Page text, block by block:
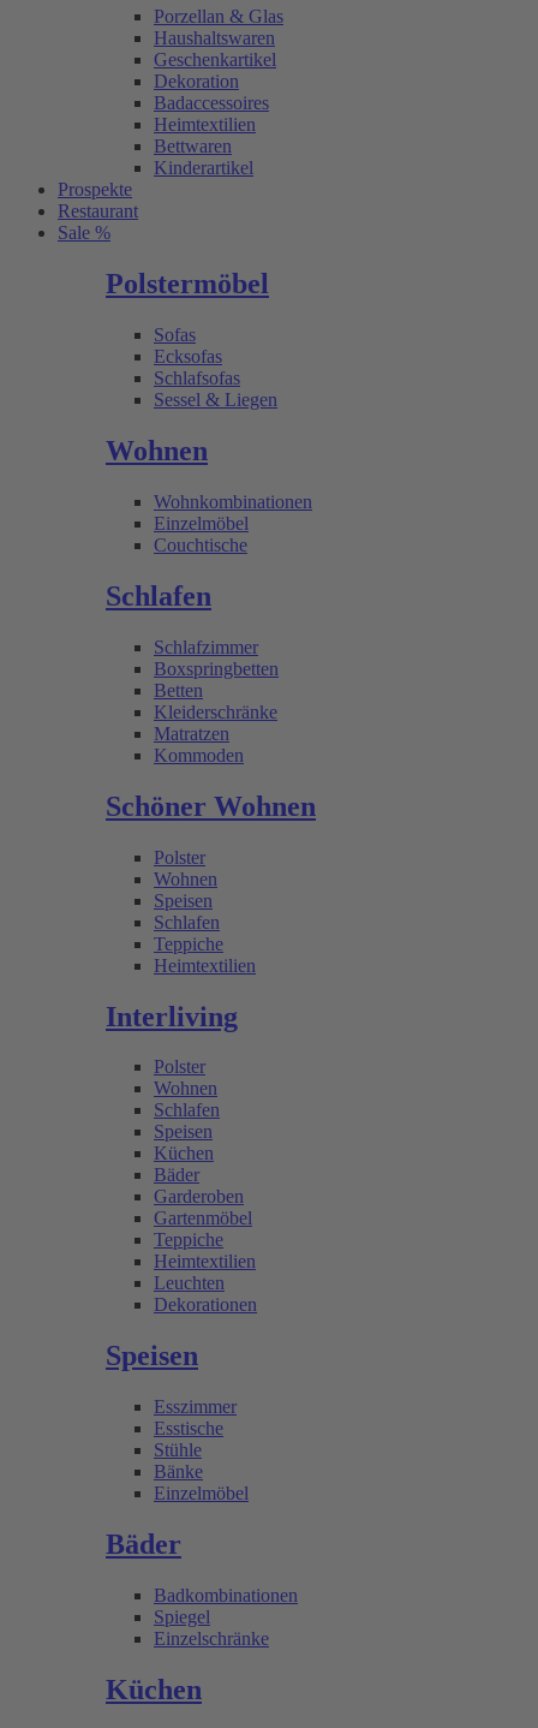
Porzellan & Glas
Haushaltswaren
Geschenkartikel
Dekoration
Badaccessoires
Heimtextilien
Bettwaren
Kinderartikel
Prospekte
Restaurant
Sale %
Polstermöbel
Sofas
Ecksofas
Schlafsofas
Sessel & Liegen
Wohnen
Wohnkombinationen
Einzelmöbel
Couchtische
Schlafen
Schlafzimmer
Boxspringbetten
Betten
Kleiderschränke
Matratzen
Kommoden
Schöner Wohnen
Polster
Wohnen
Speisen
Schlafen
Teppiche
Heimtextilien
Interliving
Polster
Wohnen
Schlafen
Speisen
Küchen
Bäder
Garderoben
Gartenmöbel
Teppiche
Heimtextilien
Leuchten
Dekorationen
Speisen
Esszimmer
Esstische
Stühle
Bänke
Einzelmöbel
Bäder
Badkombinationen
Spiegel
Einzelschränke
Küchen